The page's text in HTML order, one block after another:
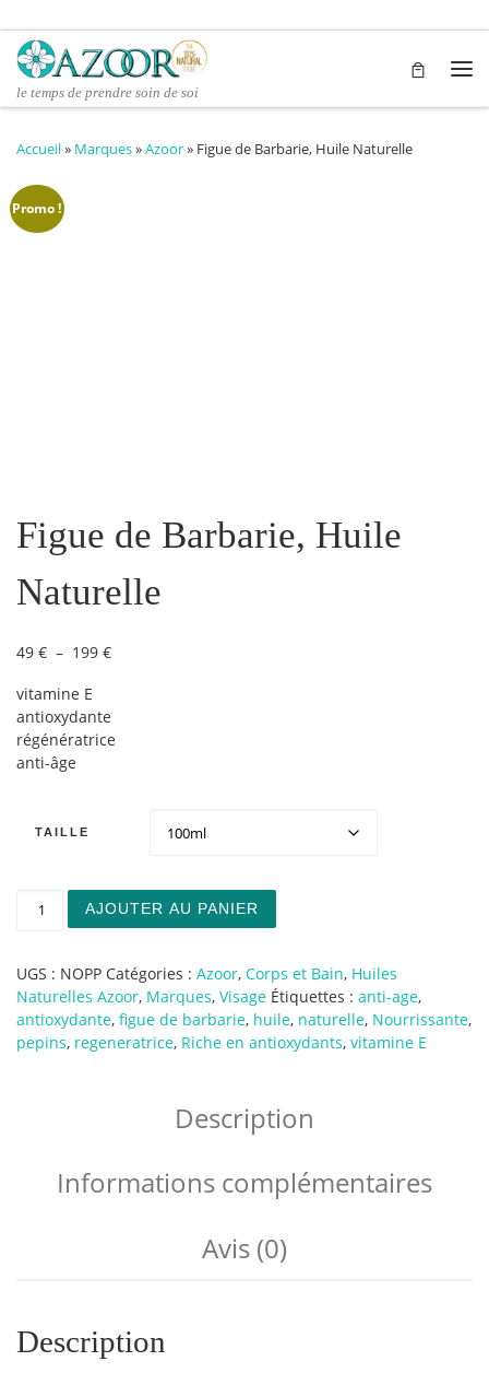
Passer au contenu
le temps de prendre soin de soi
Accueil» Marques»Azoor» Figue de Barbarie, Huile Naturelle
Promo !
Figue de Barbarie, Huile
Naturelle
49 € – 199 €Plage de prix : 49 € à 199 €
vitamine E
antioxydante
régénératrice
anti-âge
TAILLE
AJOUTER AU PANIER
UGS : NOPP Catégories : Azoor, Corps et Bain, Huiles
Naturelles Azoor, Marques, Visage Étiquettes : anti-age,
antioxydante, figue de barbarie, huile, naturelle, Nourrissante,
pepins, regeneratrice, Riche en antioxydants, vitamine E
Description
Informations complémentaires
Avis (0)
Description